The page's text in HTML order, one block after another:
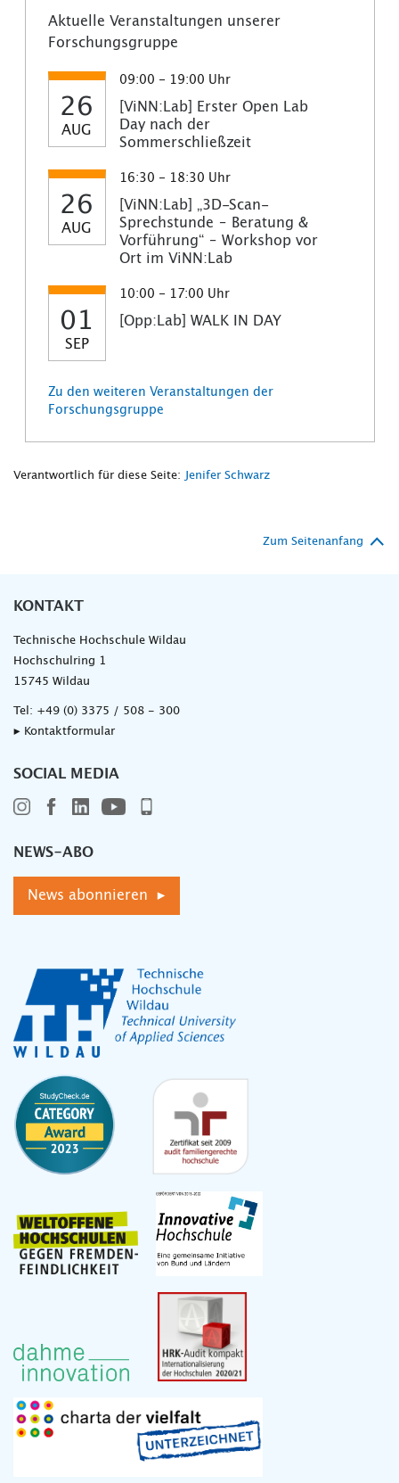
Aktuelle Veranstaltungen unserer
Forschungsgruppe
26
AUG
09:00 - 19:00 Uhr
[ViNN:Lab] Erster Open Lab
Day nach der
Sommerschließzeit
26
AUG
16:30 - 18:30 Uhr
[ViNN:Lab] „3D-Scan-
Sprechstunde – Beratung &
Vorführung“ – Workshop vor
Ort im ViNN:Lab
01
SEP
10:00 - 17:00 Uhr
[Opp:Lab] WALK IN DAY
Zu den weiteren Veranstaltungen der
Forschungsgruppe
Verantwortlich für diese Seite: Jenifer Schwarz
Zum Seitenanfang
KONTAKT
Technische Hochschule Wildau
Hochschulring 1
15745 Wildau
Tel: +49 (0) 3375 / 508 - 300
▸ Kontaktformular
SOCIAL MEDIA
NEWS-ABO
News abonnieren ▸